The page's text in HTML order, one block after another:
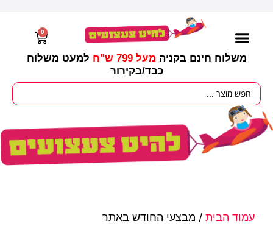
משלוח חינם בקניה מעל 799 ש"ח
למעט משלוח
כבד/בקירור
0
עמוד הבית / מבצעי החודש באתר